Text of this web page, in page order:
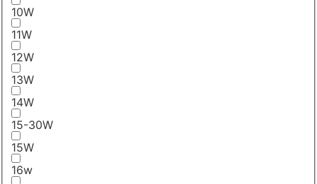
10W
11W
12W
13W
14W
15-30W
15W
16w